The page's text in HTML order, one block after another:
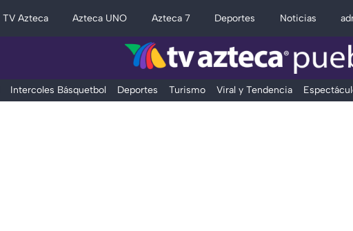
TV Azteca Azteca UNO Azteca 7 Deportes Noticias
Intercoles Básquetbol Deportes Turismo Viral y Tendencia